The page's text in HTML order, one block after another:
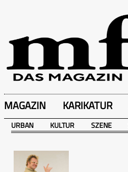
MAGAZIN KARIKATUR
URBAN KULTUR SZENE